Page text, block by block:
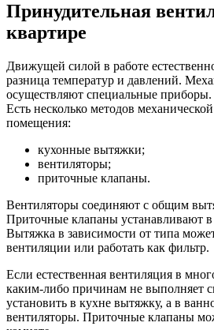
Принудительная
квартире
Движущей силой в работе
разница температур и давлений.
осуществляют специальные приборы.
Есть несколько методов
помещения:
кухонные вытяжки;
вентиляторы;
приточные клапаны.
Вентиляторы соединяют с общим
Приточные клапаны устанавливают
Вытяжка в зависимости от типа
вентиляции или работать как фильтр.
Если естественная вентиляция в
каким-либо причинам не выполняет
установить в кухне вытяжку, а в
вентиляторы. Приточные клапаны